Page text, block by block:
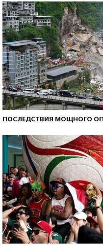
ПОСЛЕДСТВИЯ МОЩНОГО